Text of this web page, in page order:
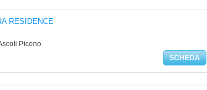
RESIDENCE
Piceno
SCHEDA